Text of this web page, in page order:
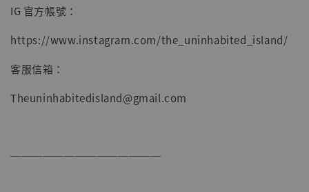
IG 官方帳號：
https://www.instagram.com/the_uninhabited_island/
客服信箱：
Theuninhabitedisland@gmail.com
──────────────